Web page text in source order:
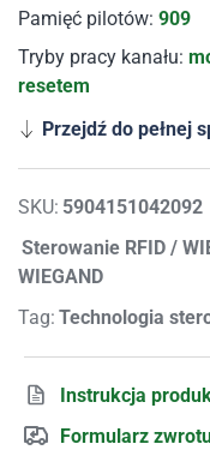
Pamięć pilotów: 909
Tryby pracy kanału:
resetem
Przejdź do pełnej
SKU: 5904151042092
Sterowanie RFID /
WIEGAND
Tag: Technologia
Instrukcja
Formularz